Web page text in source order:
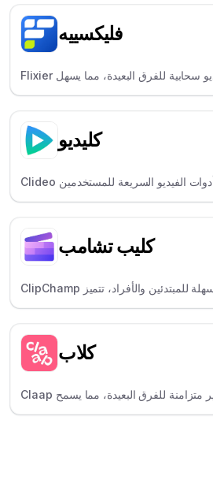
فليكسييه
Flixier عبارة عن منصة تحرير فيديو سحابية للفرق البعيدة، مما يسهل
العمل الجماعي في الوقت الفعلي.
كليديو
Clideo عبارة عن مجموعة من أدوات الفيديو السريعة للمستخدمين
كليب تشامب
ClipChamp هي أداة تحرير فيديو سهلة للمبتدئين والأفراد، تتميز
بوظيفة السحب والإفلات والإنشاء.
كلاب
Claap هي أداة تعاون فيديو غير متزامنة للفرق البعيدة، مما يسمح